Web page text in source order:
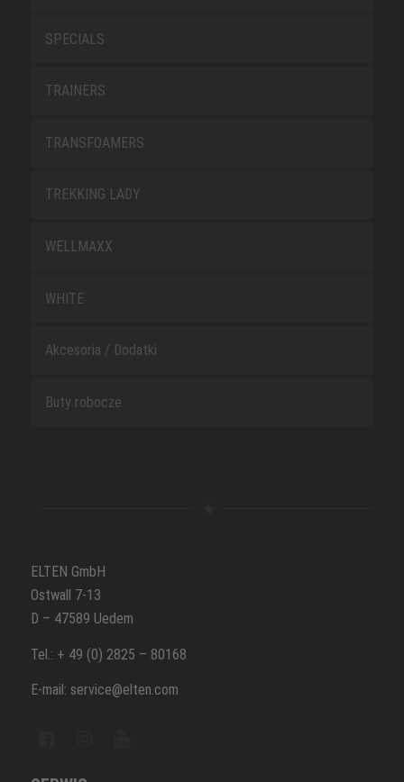
SPECIALS
TRAINERS
TRANSFOAMERS
TREKKING LADY
WELLMAXX
WHITE
Akcesoria / Dodatki
Buty robocze
ELTEN GmbH
Ostwall 7-13
D – 47589 Uedem
Tel.: + 49 (0) 2825 – 80168
E-mail: service@elten.com